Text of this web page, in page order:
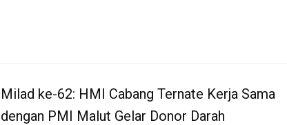
Milad ke-62: HMI Cabang Ternate Kerja Sama
dengan PMI Malut Gelar Donor Darah